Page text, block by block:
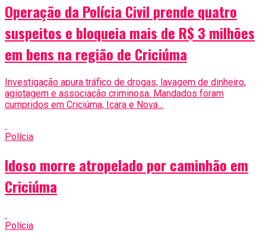
Operação da Polícia Civil prende quatro
suspeitos e bloqueia mais de R$ 3 milhões
em bens na região de Criciúma
Investigação apura tráfico de drogas, lavagem de dinheiro,
agiotagem e associação criminosa. Mandados foram
cumpridos em Criciúma, Içara e Nova...
Polícia
Idoso morre atropelado por caminhão em
Criciúma
Polícia